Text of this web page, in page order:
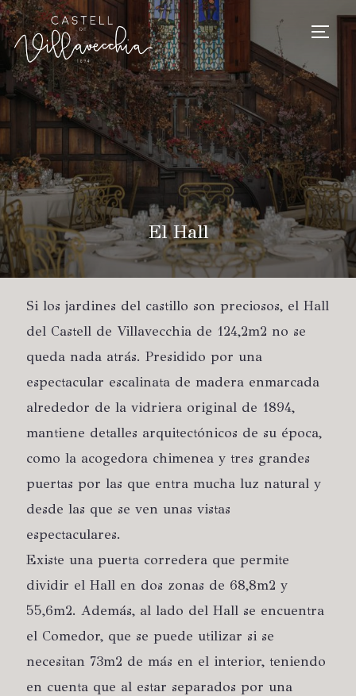
El Hall
Si los jardines del castillo son preciosos, el Hall
del Castell de Villavecchia de 124,2m2 no se
queda nada atrás. Presidido por una
espectacular escalinata de madera enmarcada
alrededor de la vidriera original de 1894,
mantiene detalles arquitectónicos de su época,
como la acogedora chimenea y tres grandes
puertas por las que entra mucha luz natural y
desde las que se ven unas vistas
espectaculares.
Existe una puerta corredera que permite
dividir el Hall en dos zonas de 68,8m2 y
55,6m2. Además, al lado del Hall se encuentra
el Comedor, que se puede utilizar si se
necesitan 73m2 de más en el interior, teniendo
en cuenta que al estar separados por una